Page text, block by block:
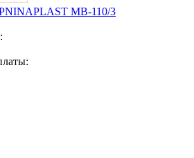
МВ-110/3